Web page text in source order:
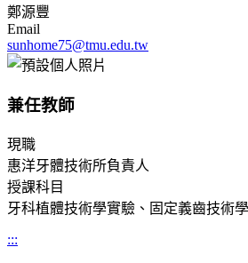
鄭源豐
Email
sunhome75@tmu.edu.tw
兼任教師
現職
惠洋牙體技術所負責人
授課科目
牙科植體技術學實驗、固定義齒技術
:::